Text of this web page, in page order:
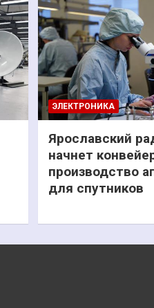
ЭЛЕКТРОНИКА
Ярославский
начнет
производство
для спутников